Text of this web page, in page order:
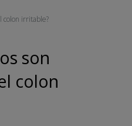
colon irritable?
son
colon